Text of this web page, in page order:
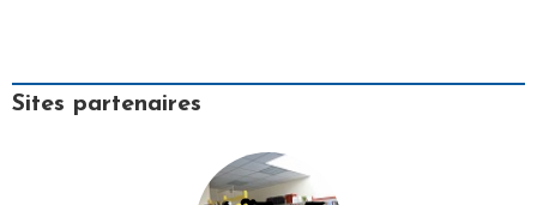
Sites partenaires